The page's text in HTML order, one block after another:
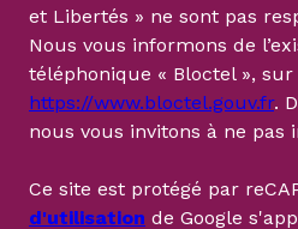
et Libertés » ne sont pas
Nous vous informons de
téléphonique « Bloctel »,
https://www.bloctel.gouv.fr.
nous vous invitons à ne pas
Ce site est protégé par
d'utilisation de Google